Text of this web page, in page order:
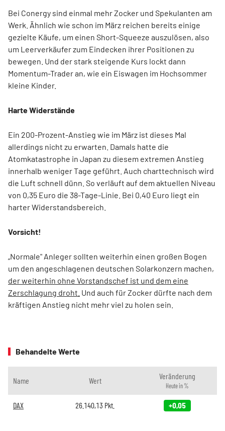
Bei Conergy sind einmal mehr Zocker und Spekulanten am
Werk. Ähnlich wie schon im März reichen bereits einige
gezielte Käufe, um einen Short-Squeeze auszulösen, also
um Leerverkäufer zum Eindecken ihrer Positionen zu
bewegen. Und der stark steigende Kurs lockt dann
Momentum-Trader an, wie ein Eiswagen im Hochsommer
kleine Kinder.
Harte Widerstände
Ein 200-Prozent-Anstieg wie im März ist dieses Mal
allerdings nicht zu erwarten. Damals hatte die
Atomkatastrophe in Japan zu diesem extremen Anstieg
innerhalb weniger Tage geführt. Auch charttechnisch wird
die Luft schnell dünn. So verläuft auf dem aktuellen Niveau
von 0,35 Euro die 38-Tage-Linie. Bei 0,40 Euro liegt ein
harter Widerstandsbereich.
Vorsicht!
„Normale" Anleger sollten weiterhin einen großen Bogen
um den angeschlagenen deutschen Solarkonzern machen,
der weiterhin ohne Vorstandschef ist und dem eine
Zerschlagung droht. Und auch für Zocker dürfte nach dem
kräftigen Anstieg nicht mehr viel zu holen sein.
Behandelte Werte
Name Wert Veränderung
Heute in %
DAX 26.140,13 Pkt. +0,05